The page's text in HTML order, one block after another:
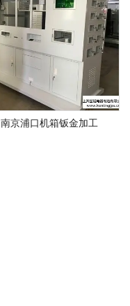
南京浦口机箱钣金加工